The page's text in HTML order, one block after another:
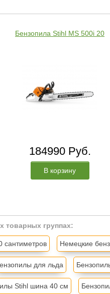
Бензопила Stihl MS 500i 20
184990 Руб.
В корзину
товарных группах:
сантиметров Немецкие
для льда
Stihl шина 40 см